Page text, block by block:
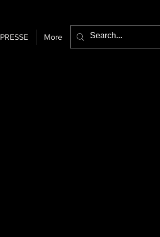
PRESSE More